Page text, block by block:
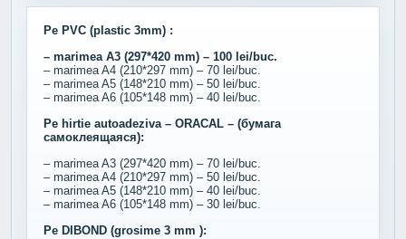
Pe PVC (plastic 3mm) :
– marimea A3 (297*420 mm) – 100 lei/buc.
– marimea A4 (210*297 mm) – 70 lei/buc.
– marimea A5 (148*210 mm) – 50 lei/buc.
– marimea A6 (105*148 mm) – 40 lei/buc.
Pe hirtie autoadeziva – ORACAL – (бумага
самоклеящаяся):
– marimea A3 (297*420 mm) – 70 lei/buc.
– marimea A4 (210*297 mm) – 50 lei/buc.
– marimea A5 (148*210 mm) – 40 lei/buc.
– marimea A6 (105*148 mm) – 30 lei/buc.
Pe DIBOND (grosime 3 mm ):